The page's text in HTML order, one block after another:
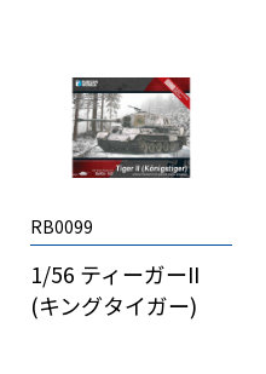
RB0099
1/56 ティーガーII
(キングタイガー)